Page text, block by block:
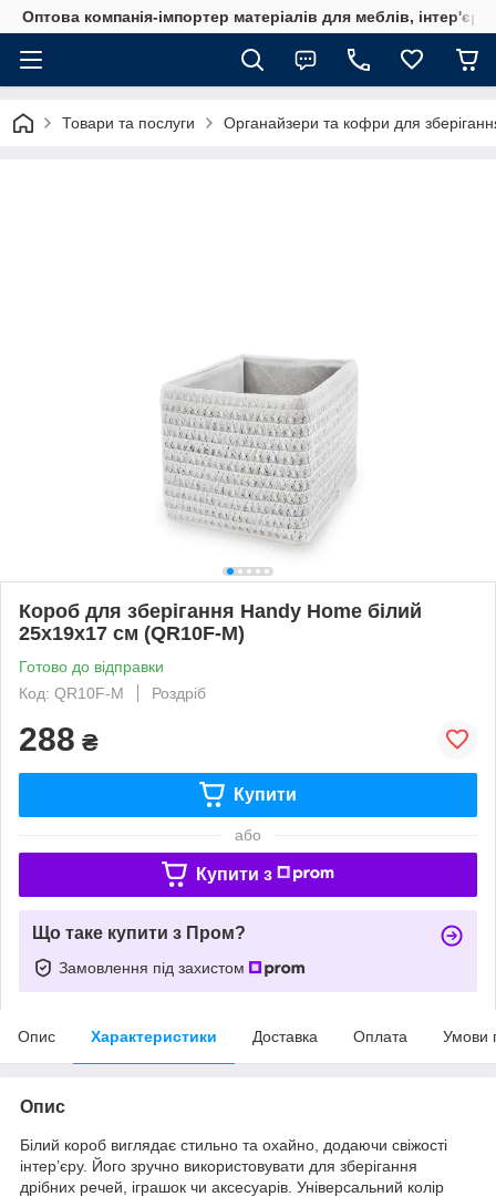
Оптова компанія-імпортер матеріалів для меблів, інтер'єру
Товари та послуги Органайзери та кофри для
Короб для зберігання Handy Home білий
25х19х17 см (QR10F-M)
Готово до відправки
Код: QR10F-M
Роздріб
288 ₴
Купити
або
Купити з
Що таке купити з Пром?
Замовлення під захистом
Опис Характеристики Доставка Оплата Умови
Опис
Білий короб виглядає стильно та охайно, додаючи свіжості
інтер’єру. Його зручно використовувати для зберігання
дрібних речей, іграшок чи аксесуарів. Універсальний колір